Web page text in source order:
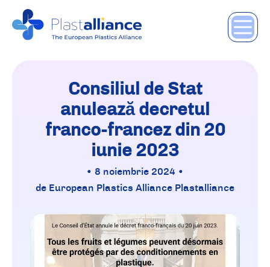
Consiliul de Stat
anulează decretul
franco-francez din 20
iunie 2023
• 8 noiembrie 2024 •
de European Plastics Alliance Plastalliance